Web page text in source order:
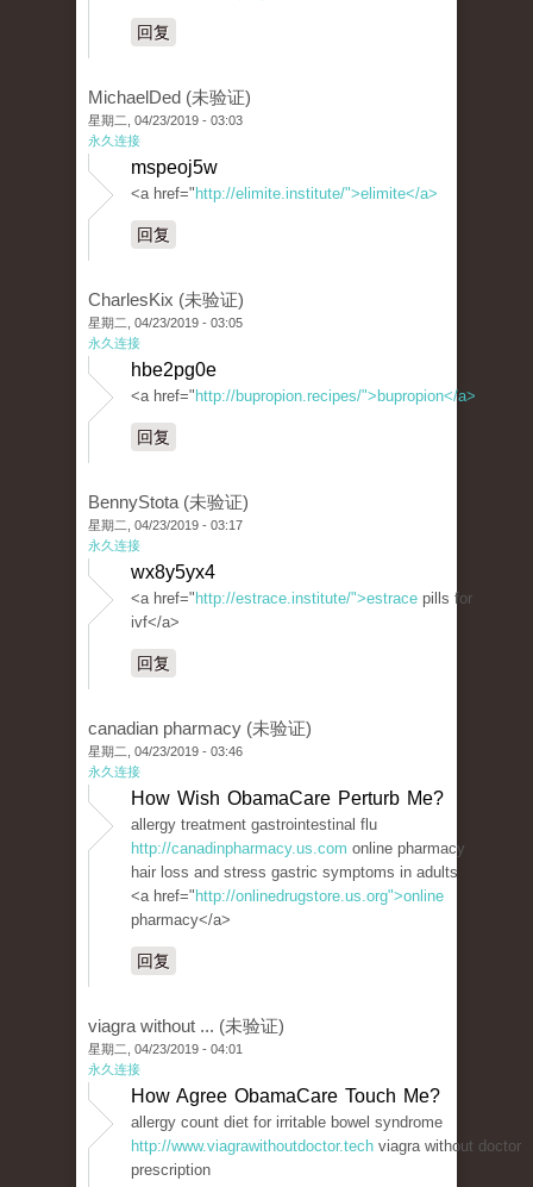
回复
MichaelDed (未验证)
星期二, 04/23/2019 - 03:03
永久连接
mspeoj5w
<a href=" http://elimite.institute/">elimite</a>
回复
CharlesKix (未验证)
星期二, 04/23/2019 - 03:05
永久连接
hbe2pg0e
<a href=" http://bupropion.recipes/">bupropion</a>
回复
BennyStota (未验证)
星期二, 04/23/2019 - 03:17
永久连接
wx8y5yx4
<a href=" http://estrace.institute/">estrace pills for
ivf</a>
回复
canadian pharmacy (未验证)
星期二, 04/23/2019 - 03:46
永久连接
How Wish ObamaCare Perturb Me?
allergy treatment gastrointestinal flu
http://canadinpharmacy.us.com online pharmacy
hair loss and stress gastric symptoms in adults
<a href=" http://onlinedrugstore.us.org">online
pharmacy</a>
回复
viagra without ... (未验证)
星期二, 04/23/2019 - 04:01
永久连接
How Agree ObamaCare Touch Me?
allergy count diet for irritable bowel syndrome
http://www.viagrawithoutdoctor.tech viagra without doctor
prescription